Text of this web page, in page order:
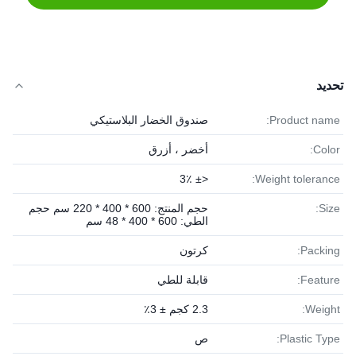
تحديد
Product name: صندوق الخضار البلاستيكي
Color: أخضر ، أزرق
Weight tolerance: <± 3٪
Size:
حجم المنتج: 600 * 400 * 220 سم حجم
الطي: 600 * 400 * 48 سم
Packing: كرتون
Feature: قابلة للطي
Weight: 2.3 كجم ± 3٪
Plastic Type: ص